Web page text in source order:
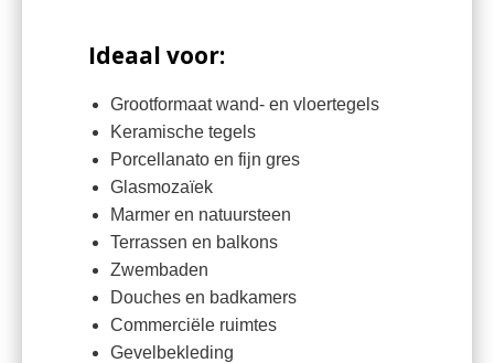
Ideaal voor:
Grootformaat wand- en vloertegels
Keramische tegels
Porcellanato en fijn gres
Glasmozaïek
Marmer en natuursteen
Terrassen en balkons
Zwembaden
Douches en badkamers
Commerciële ruimtes
Gevelbekleding